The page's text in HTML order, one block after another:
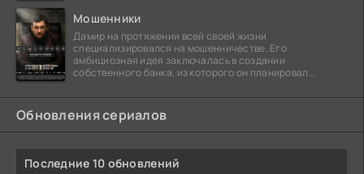
Мошенники
Дамир на протяжении всей своей жизни
специализировался на мошенничестве. Его
амбициозная идея заключалась в создании
собственного банка, из которого он планировал
Обновления сериалов
Последние 10 обновлений